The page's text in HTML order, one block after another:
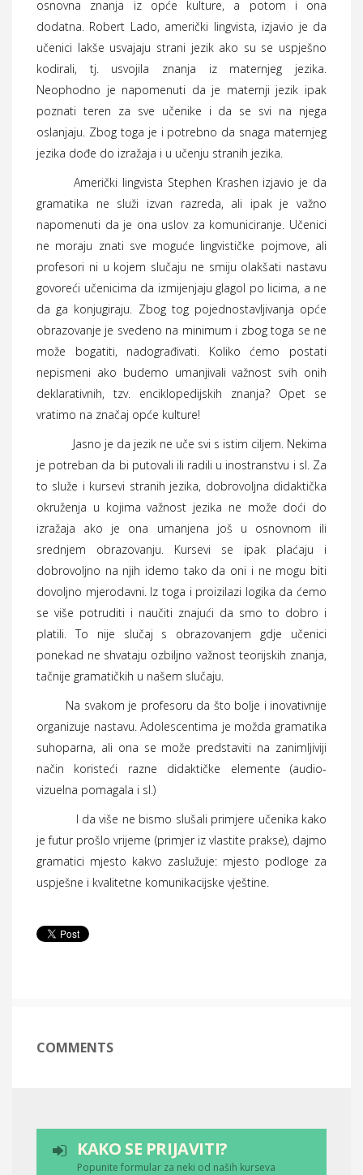
osnovna znanja iz opće kulture, a potom i ona
dodatna. Robert Lado, američki lingvista, izjavio je da
učenici lakše usvajaju strani jezik ako su se uspješno
kodirali, tj. usvojila znanja iz maternjeg jezika.
Neophodno je napomenuti da je maternji jezik ipak
poznati teren za sve učenike i da se svi na njega
oslanjaju. Zbog toga je i potrebno da snaga maternjeg
jezika dođe do izražaja i u učenju stranih jezika.
Američki lingvista Stephen Krashen izjavio je da
gramatika ne služi izvan razreda, ali ipak je važno
napomenuti da je ona uslov za komuniciranje. Učenici
ne moraju znati sve moguće lingvističke pojmove, ali
profesori ni u kojem slučaju ne smiju olakšati nastavu
govoreći učenicima da izmijenjaju glagol po licima, a ne
da ga konjugiraju. Zbog tog pojednostavljivanja opće
obrazovanje je svedeno na minimum i zbog toga se ne
može bogatiti, nadograđivati. Koliko ćemo postati
nepismeni ako budemo umanjivali važnost svih onih
deklarativnih, tzv. enciklopedijskih znanja? Opet se
vratimo na značaj opće kulture!
Jasno je da jezik ne uče svi s istim ciljem. Nekima
je potreban da bi putovali ili radili u inostranstvu i sl. Za
to služe i kursevi stranih jezika, dobrovoljna didaktička
okruženja u kojima važnost jezika ne može doći do
izražaja ako je ona umanjena još u osnovnom ili
srednjem obrazovanju. Kursevi se ipak plaćaju i
dobrovoljno na njih idemo tako da oni i ne mogu biti
dovoljno mjerodavni. Iz toga i proizilazi logika da ćemo
se više potruditi i naučiti znajući da smo to dobro i
platili. To nije slučaj s obrazovanjem gdje učenici
ponekad ne shvataju ozbiljno važnost teorijskih znanja,
tačnije gramatičkih u našem slučaju.
Na svakom je profesoru da što bolje i inovativnije
organizuje nastavu. Adolescentima je možda gramatika
suhoparna, ali ona se može predstaviti na zanimljiviji
način koristeći razne didaktičke elemente (audio-
vizuelna pomagala i sl.)
I da više ne bismo slušali primjere učenika kako
je futur prošlo vrijeme (primjer iz vlastite prakse), dajmo
gramatici mjesto kakvo zaslužuje: mjesto podloge za
uspješne i kvalitetne komunikacijske vještine.
COMMENTS
KAKO SE PRIJAVITI?
Popunite formular za neki od naših kurseva